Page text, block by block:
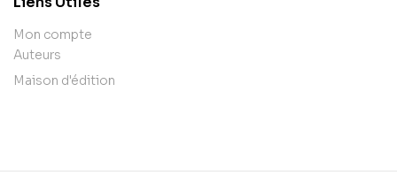
Mon compte
Auteurs
Maison d'édition